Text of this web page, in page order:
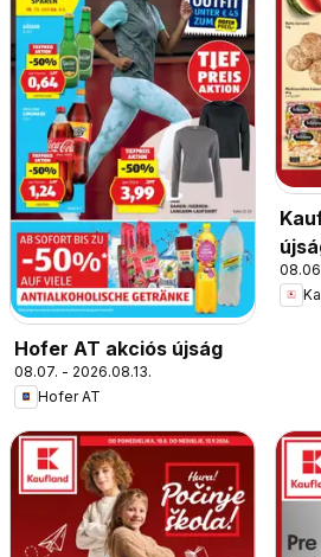
Hofer AT akciós újság
08.07. - 2026.08.13.
Hofer AT